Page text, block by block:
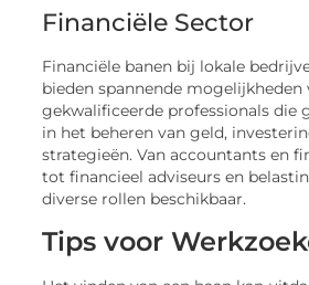
Financiële Sector
Financiële banen bij lokale
bieden spannende mogelijkheden
gekwalificeerde professionals die
in het beheren van geld,
strategieën. Van accountants en
tot financieel adviseurs en
diverse rollen beschikbaar.
Tips voor